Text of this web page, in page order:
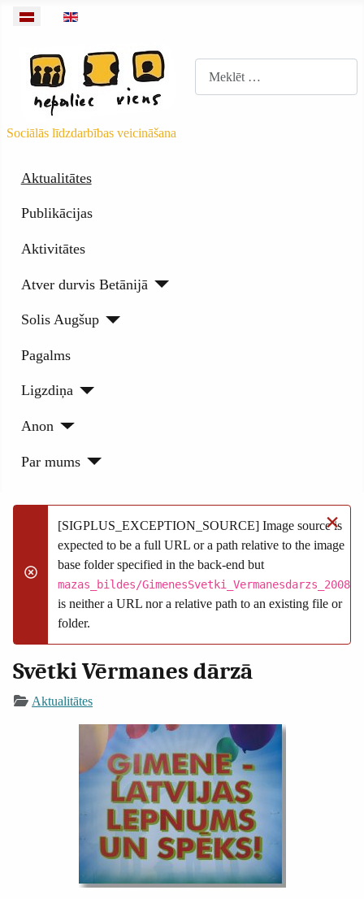
Izvēlieties valodu
Sociālās līdzdarbības veicināšana
Aktualitātes
Publikācijas
Aktivitātes
Atver durvis Betānijā
Solis Augšup
Pagalms
Ligzdiņa
Anon
Par mums
×
danger
[SIGPLUS_EXCEPTION_SOURCE] Image source is
expected to be a full URL or a path relative to the image
base folder specified in the back-end but
mazas_bildes/GimenesSvetki_Vermanesdarzs_2008
is neither a URL nor a relative path to an existing file or
folder.
Svētki Vērmanes dārzā
Aktualitātes